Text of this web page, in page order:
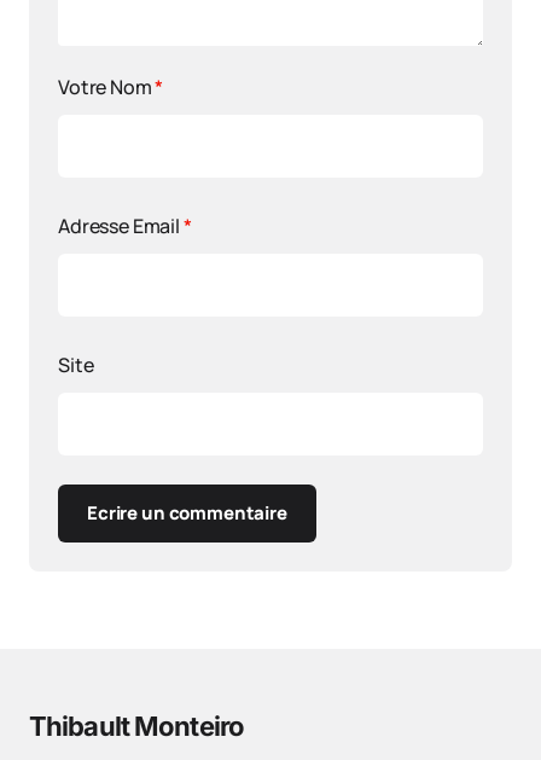
Votre Nom*
Adresse Email*
Site
Ecrire un commentaire
Thibault Monteiro